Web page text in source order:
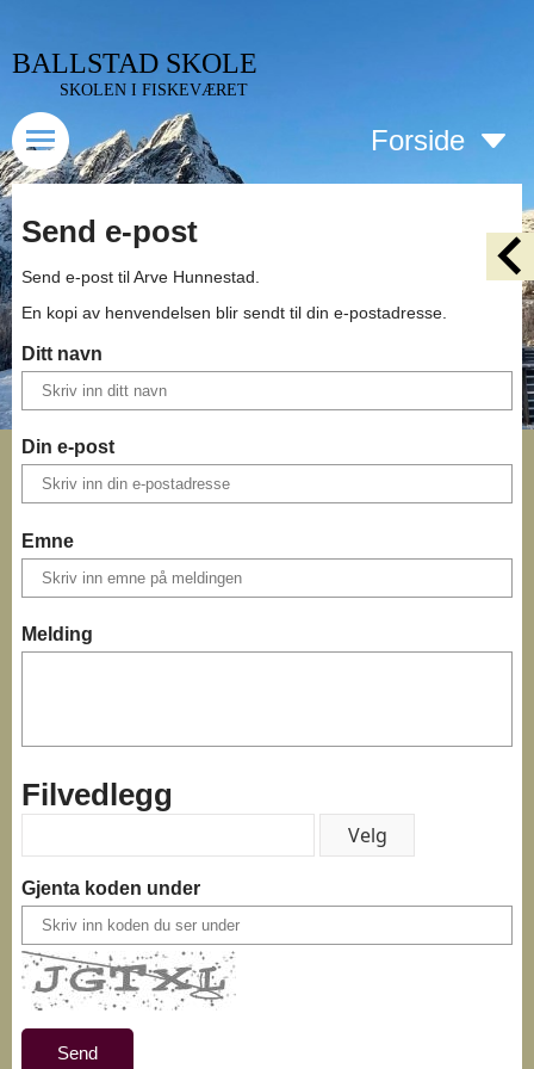
BALLSTAD SKOLE
SKOLEN I FISKEVÆRET
Forside
Send e-post
Send e-post tilArve Hunnestad.
En kopi av henvendelsen blir sendt til din e-postadresse.
Ditt navn
Din e-post
Emne
Melding
Filvedlegg
Gjenta koden under